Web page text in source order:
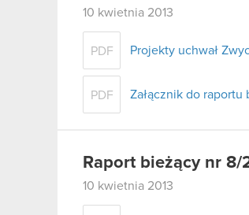
10 kwietnia 2013
PDF Projekty uchwał
PDF Załącznik do raportu
Raport bieżący nr 8/
10 kwietnia 2013